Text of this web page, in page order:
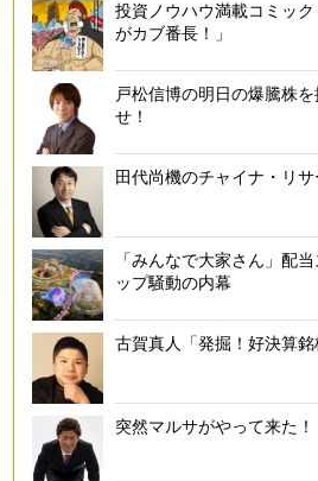
「東松山西友チャンスセンター」にある
投資ノウハウ満載コミック
がカブ番長！」
戸松信博の明日の爆騰株を
せ！
田代尚機のチャイナ・リサ
「みんなで大家さん」配当
ップ騒動の内幕
古賀真人「発掘！好決算銘
突然マルサがやって来た！